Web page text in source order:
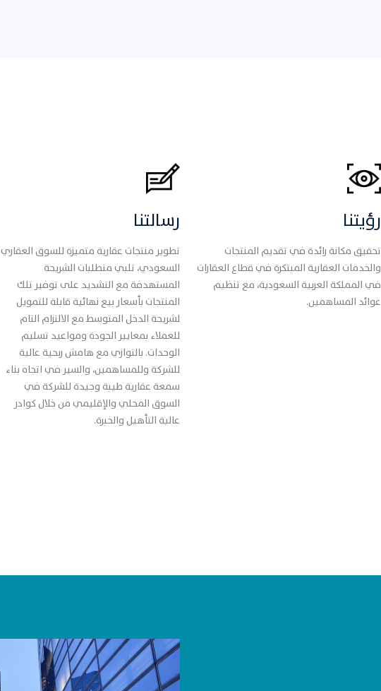
رؤيتنا
تحقيق مكانة رائدة في تقديم المنتجات
والخدمات العقارية المبتكرة في قطاع العقارات
في المملكة العربية السعودية، مع تنظيم
عوائد المساهمين.
رسالتنا
تطوير منتجات عقارية متميزة للسوق العقاري
السعودي، تلبي متطلبات الشريحة
المستهدفة مع التشديد على توفير تلك
المنتجات بأسعار بيع نهائية قابلة للتمويل
لشريحة الدخل المتوسط مع الالتزام التام
للعملاء بمعايير الجودة ومواعيد تسليم
الوحدات. بالتوازي مع هامش ربحية عالية
للشركة وللمساهمين، والسير في اتجاه بناء
سمعة عقارية طيبة وجيدة للشركة في
السوق المحلي والإقليمي من خلال كوادر
عالية التأهيل والخبرة.